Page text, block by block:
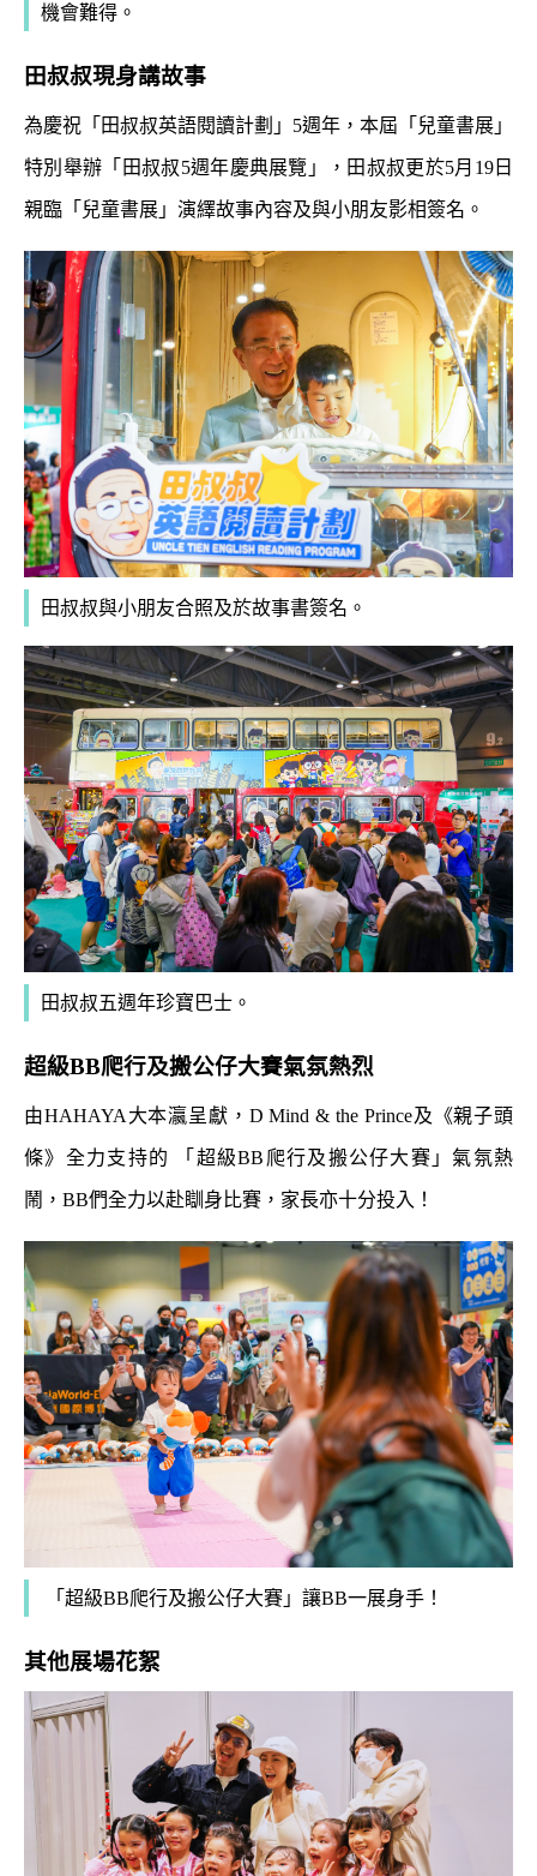
機會難得。
田叔叔現身講故事
為慶祝「田叔叔英語閱讀計劃」5週年，本屆「兒童書展」
特別舉辦「田叔叔5週年慶典展覽」，田叔叔更於5月19日
親臨「兒童書展」演繹故事內容及與小朋友影相簽名。
田叔叔與小朋友合照及於故事書簽名。
田叔叔五週年珍寶巴士。
超級BB爬行及搬公仔大賽氣氛熱烈
由HAHAYA大本瀛呈獻，D Mind & the Prince及《親子頭
條》全力支持的 「超級BB爬行及搬公仔大賽」氣氛熱
鬧，BB們全力以赴瞓身比賽，家長亦十分投入！
「超級BB爬行及搬公仔大賽」讓BB一展身手！
其他展場花絮